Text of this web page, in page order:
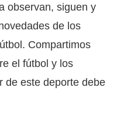
observan, siguen y
de los
Compartimos
el fútbol y los
de este deporte debe